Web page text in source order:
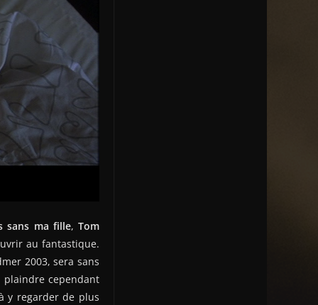
sans ma fille,Tom
au fantastique.
2003, sera sans
plaindre cependant
y regarder de plus